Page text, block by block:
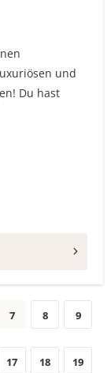
und
Du hast
7 8 9
17 18 19